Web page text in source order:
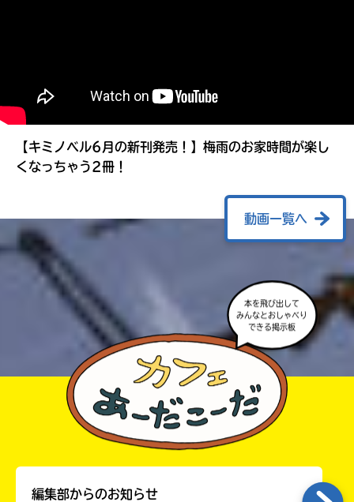
【キミノベル6月の新刊発売！】梅雨のお家時間が楽し
くなっちゃう2冊！
動画一覧へ
本を飛び出して
みんなとおしゃべり
できる掲示板
編集部からのお知らせ